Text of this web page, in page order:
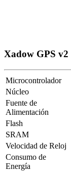
Xadow GPS v2
Microcontrolador
Núcleo
Fuente de
Alimentación
Flash
SRAM
Velocidad de Reloj
Consumo de
Energía